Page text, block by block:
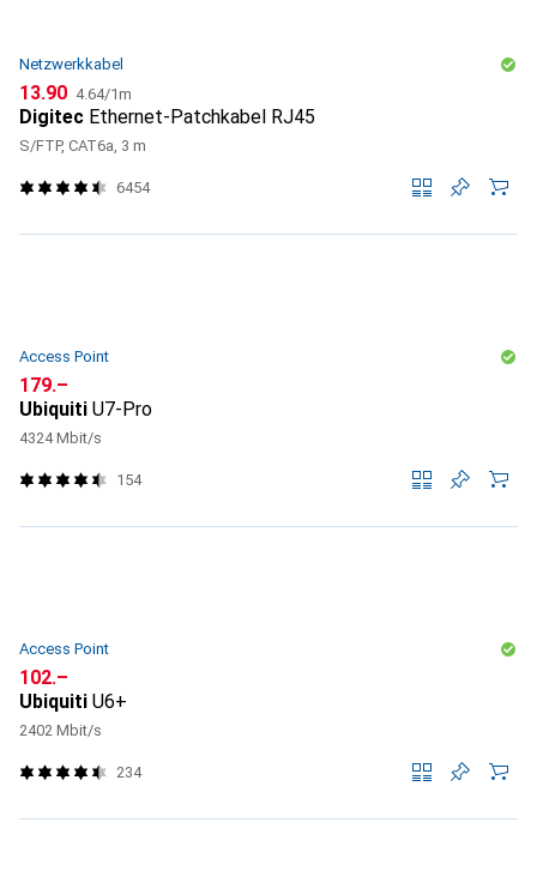
Netzwerkkabel
CHF
13.90 CHF
4.64/1m
Digitec Ethernet-Patchkabel RJ45
S/FTP, CAT6a, 3 m
6454
Access Point
CHF
179.–
Ubiquiti U7-Pro
4324 Mbit/s
154
Access Point
CHF
102.–
Ubiquiti U6+
2402 Mbit/s
234